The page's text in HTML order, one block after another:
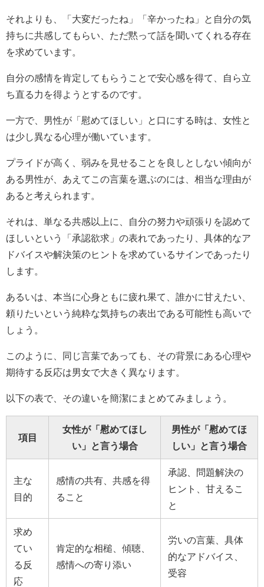
それよりも、「大変だったね」「辛かったね」と自分の気
持ちに共感してもらい、ただ黙って話を聞いてくれる存在
を求めています。
自分の感情を肯定してもらうことで安心感を得て、自ら立
ち直る力を得ようとするのです。
一方で、男性が「慰めてほしい」と口にする時は、女性と
は少し異なる心理が働いています。
プライドが高く、弱みを見せることを良しとしない傾向が
ある男性が、あえてこの言葉を選ぶのには、相当な理由が
あると考えられます。
それは、単なる共感以上に、自分の努力や頑張りを認めて
ほしいという「承認欲求」の表れであったり、具体的なア
ドバイスや解決策のヒントを求めているサインであったり
します。
あるいは、本当に心身ともに疲れ果て、誰かに甘えたい、
頼りたいという純粋な気持ちの表出である可能性も高いで
しょう。
このように、同じ言葉であっても、その背景にある心理や
期待する反応は男女で大きく異なります。
以下の表で、その違いを簡潔にまとめてみましょう。
項目
女性が「慰めてほし
い」と言う場合
男性が「慰めてほ
しい」と言う場合
主な
目的
感情の共有、共感を得
ること
承認、問題解決の
ヒント、甘えるこ
と
求め
てい
る反
応
肯定的な相槌、傾聴、
感情への寄り添い
労いの言葉、具体
的なアドバイス、
受容